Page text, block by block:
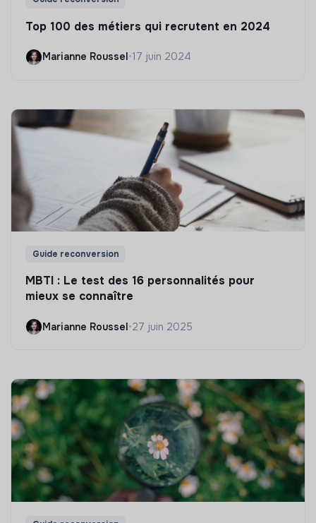
Top 100 des métiers qui recrutent en 2024
Marianne Roussel•17 juin 2024
Guide reconversion
MBTI : Le test des 16 personnalités pour
mieux se connaître
Marianne Roussel•27 juin 2025